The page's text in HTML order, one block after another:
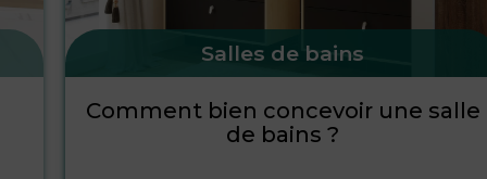
Salles de bains
Comment bien concevoir une salle
de bains ?